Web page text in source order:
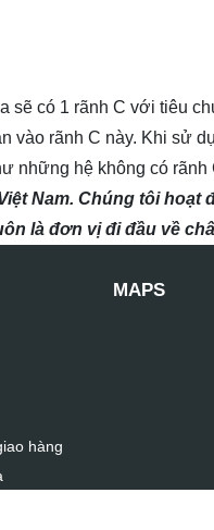
có 1 rãnh C với tiêu
rãnh C này. Khi sử
những hệ không có rãnh
Nam. Chúng tôi
là đơn vị đi đầu về
hàng
MAPS